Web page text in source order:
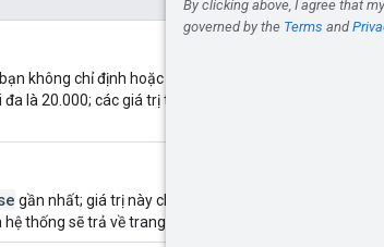
không chỉ định hoặc chỉ định giá trị 0, thì tối đa
là 20.000; các giá trị trên 20.000 sẽ được
gần nhất; giá trị này cho biết đây là phần tiếp
thống sẽ trả về trang dữ liệu tiếp theo.